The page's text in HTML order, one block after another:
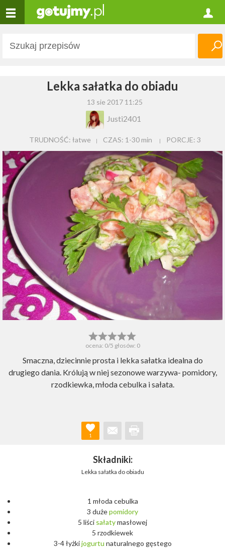
Lekka sałatka do obiadu
13 sie 2017 11:25
Justi2401
TRUDNOŚĆ: łatwe CZAS: 1-30 min PORCJE: 3
ocena: 0/5 głosów: 0
Smaczna, dziecinnie prosta i lekka sałatka idealna do
drugiego dania. Królują w niej sezonowe warzywa- pomidory,
rzodkiewka, młoda cebulka i sałata.
1
Składniki:
Lekka sałatka do obiadu
1 młoda cebulka
3 dużepomidory
5 liści sałatymasłowej
5 rzodkiewek
3-4 łyżkijogurtu naturalnego gęstego